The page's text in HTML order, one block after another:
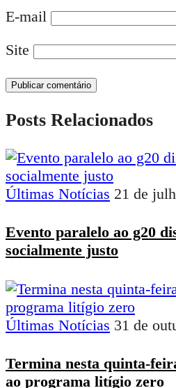
E-mail
Site
Posts Relacionados
Últimas Notícias 21 de
Evento paralelo ao g20
socialmente justo
Últimas Notícias 31 de
Termina nesta quinta-
ao programa litígio zero